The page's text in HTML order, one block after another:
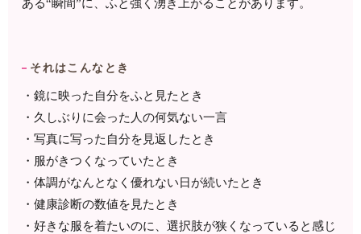
ある“瞬間”に、ふと強く湧き上がることがあります。
それはこんなとき
・鏡に映った自分をふと見たとき
・久しぶりに会った人の何気ない一言
・写真に写った自分を見返したとき
・服がきつくなっていたとき
・体調がなんとなく優れない日が続いたとき
・健康診断の数値を見たとき
・好きな服を着たいのに、選択肢が狭くなっていると感じ